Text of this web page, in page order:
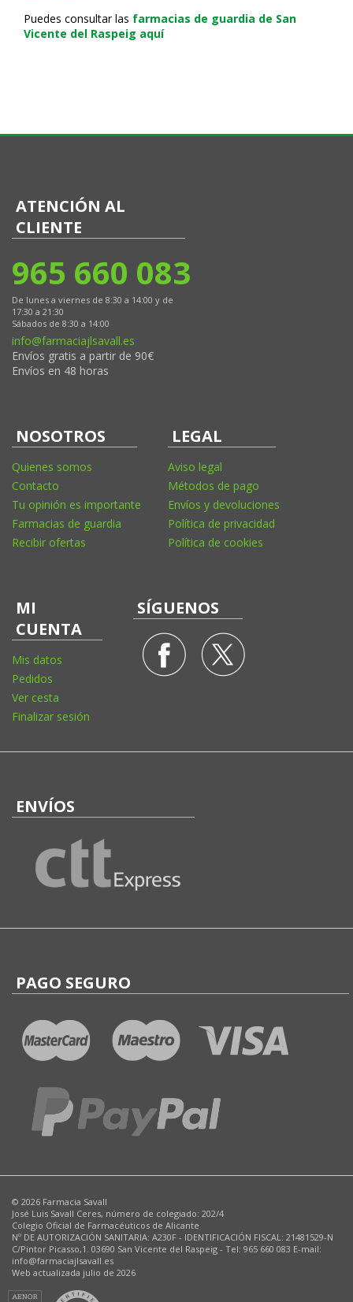
Puedes consultar las farmacias de guardia de San
Vicente del Raspeig aquí
ATENCIÓN AL
CLIENTE
965 660 083
De lunes a viernes de 8:30 a 14:00 y de
17:30 a 21:30
Sábados de 8:30 a 14:00
info@farmaciajlsavall.es
Envíos gratis a partir de 90€
Envíos en 48 horas
NOSOTROS
Quienes somos
Contacto
Tu opinión es importante
Farmacias de guardia
Recibir ofertas
LEGAL
Aviso legal
Métodos de pago
Envíos y devoluciones
Política de privacidad
Política de cookies
MI
CUENTA
Mis datos
Pedidos
Ver cesta
Finalizar sesión
SÍGUENOS
ENVÍOS
PAGO SEGURO
© 2026 Farmacia Savall
José Luis Savall Ceres, número de colegiado: 202/4
Colegio Oficial de Farmacéuticos de Alicante
Nº DE AUTORIZACIÓN SANITARIA: A230F - IDENTIFICACIÓN FISCAL: 21481529-N
C/Pintor Picasso,1. 03690 San Vicente del Raspeig - Tel: 965 660 083 E-mail:
info@farmaciajlsavall.es
Web actualizada julio de 2026